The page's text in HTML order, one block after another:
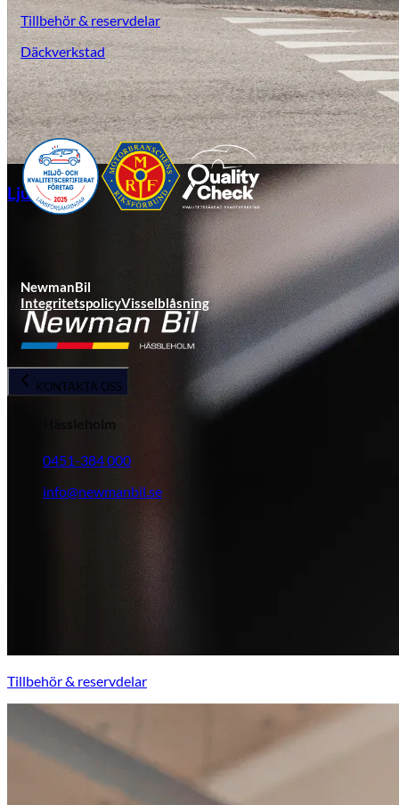
Tillbehör & reservdelar
Ljungby
Tillbehör & reservdelar
Däckverkstad
NewmanBil
IntegritetspolicyVisselblåsning
KONTAKTA OSS
Hässleholm
0451-384 000
info@newmanbil.se